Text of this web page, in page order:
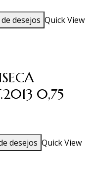
desejos Quick View
0,75
desejos Quick View